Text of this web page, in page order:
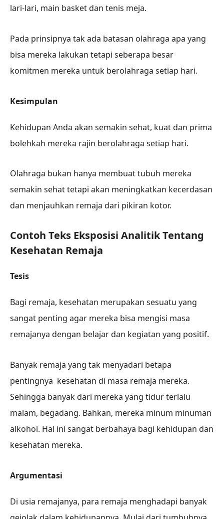
lari-lari, main basket dan tenis meja.
Pada prinsipnya tak ada batasan olahraga apa yang
bisa mereka lakukan tetapi seberapa besar
komitmen mereka untuk berolahraga setiap hari.
Kesimpulan
Kehidupan Anda akan semakin sehat, kuat dan prima
bolehkah mereka rajin berolahraga setiap hari.
Olahraga bukan hanya membuat tubuh mereka
semakin sehat tetapi akan meningkatkan kecerdasan
dan menjauhkan remaja dari pikiran kotor.
Contoh Teks Eksposisi Analitik Tentang
Kesehatan Remaja
Tesis
Bagi remaja, kesehatan merupakan sesuatu yang
sangat penting agar mereka bisa mengisi masa
remajanya dengan belajar dan kegiatan yang positif.
Banyak remaja yang tak menyadari betapa
pentingnya kesehatan di masa remaja mereka.
Sehingga banyak dari mereka yang tidur terlalu
malam, begadang. Bahkan, mereka minum minuman
alkohol. Hal ini sangat berbahaya bagi kehidupan dan
kesehatan mereka.
Argumentasi
Di usia remajanya, para remaja menghadapi banyak